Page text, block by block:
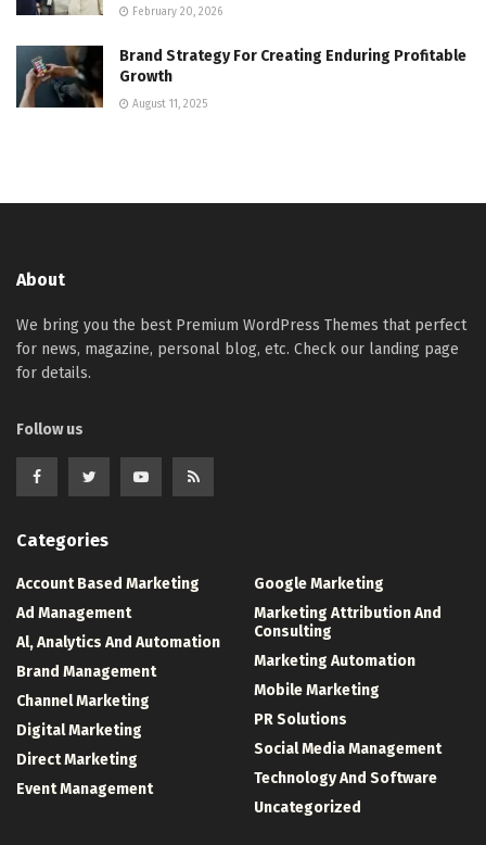
February 20, 2026
Brand Strategy For Creating Enduring Profitable
Growth
August 11, 2025
About
We bring you the best Premium WordPress Themes that perfect
for news, magazine, personal blog, etc. Check our landing page
for details.
Follow us
Categories
Account Based Marketing
Ad Management
Al, Analytics And Automation
Brand Management
Channel Marketing
Digital Marketing
Direct Marketing
Event Management
Google Marketing
Marketing Attribution And
Consulting
Marketing Automation
Mobile Marketing
PR Solutions
Social Media Management
Technology And Software
Uncategorized